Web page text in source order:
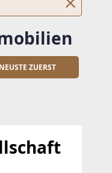
NEUSTE ZUERST